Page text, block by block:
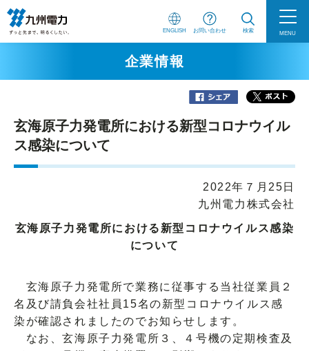
ENGLISH お問い合わせ 検索 MENU
企業情報
玄海原子力発電所における新型コロナウイル
ス感染について
2022年７月25日
九州電力株式会社
玄海原子力発電所における新型コロナウイルス感染
について
玄海原子力発電所で業務に従事する当社従業員２
名及び請負会社社員15名の新型コロナウイルス感
染が確認されましたのでお知らせします。
なお、玄海原子力発電所３、４号機の定期検査及